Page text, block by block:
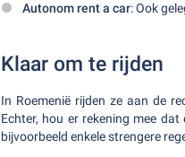
Autonom rent a car: Ook
Klaar om te rijden
In Roemenië rijden ze aan de
Echter, hou er rekening mee
bijvoorbeeld enkele strengere